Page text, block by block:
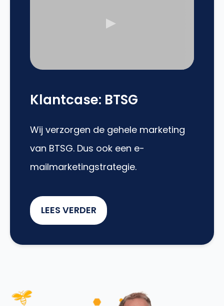
Klantcase: BTSG
Wij verzorgen de gehele marketing
van BTSG. Dus ook een e-
mailmarketingstrategie.
LEES VERDER